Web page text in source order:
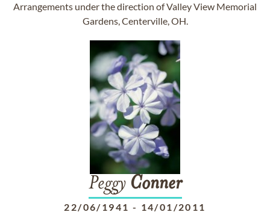
Arrangements under the direction of Valley View Memorial
Gardens, Centerville, OH.
Peggy Conner
22/06/1941 - 14/01/2011